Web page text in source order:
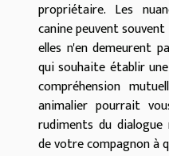
propriétaire. Les
canine peuvent
elles n'en demeurent
qui souhaite établir
compréhension
animalier pourrait
rudiments du dialogue
de votre compagnon à